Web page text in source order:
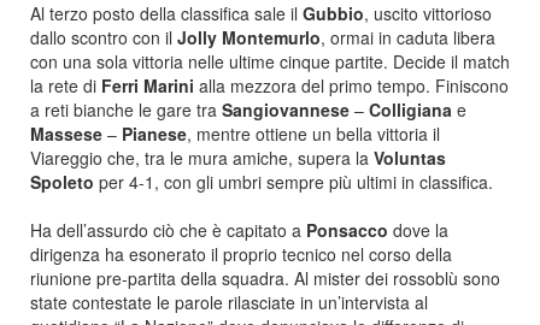
Al terzo posto della classifica sale il Gubbio, uscito vittorioso
dallo scontro con il Jolly Montemurlo, ormai in caduta libera
con una sola vittoria nelle ultime cinque partite. Decide il match
la rete di Ferri Marini alla mezzora del primo tempo. Finiscono
a reti bianche le gare tra Sangiovannese – Colligiana e
Massese – Pianese, mentre ottiene un bella vittoria il
Viareggio che, tra le mura amiche, supera la Voluntas
Spoleto per 4-1, con gli umbri sempre più ultimi in classifica.
Ha dell’assurdo ciò che è capitato a Ponsacco dove la
dirigenza ha esonerato il proprio tecnico nel corso della
riunione pre-partita della squadra. Al mister dei rossoblù sono
state contestate le parole rilasciate in un’intervista al